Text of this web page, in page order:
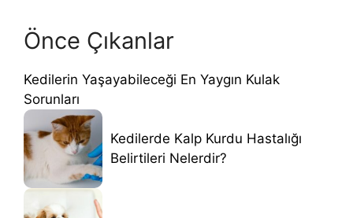
Önce Çıkanlar
Kedilerin Yaşayabileceği En Yaygın Kulak
Sorunları
Kedilerde Kalp Kurdu Hastalığı
Belirtileri Nelerdir?